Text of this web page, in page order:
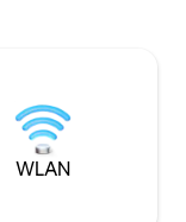
sitzen Sie mit
und genießen Sie
Mache dies zu
WLAN